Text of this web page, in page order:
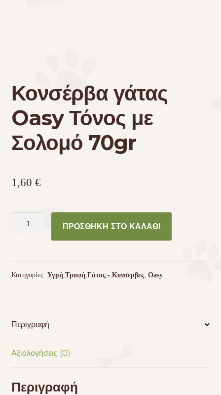
Κονσέρβα γάτας
Oasy Τόνος με
Σολομό 70gr
1,60 €
Σολομό
ΠΡΟΣΘΉΚΗ ΣΤΟ ΚΑΛΆΘΙ
Κατηγορίες: Υγρή Τροφή Γάτας - Kονσερβες, Oasy
Περιγραφή
Αξιολογήσεις (0)
Περιγραφή